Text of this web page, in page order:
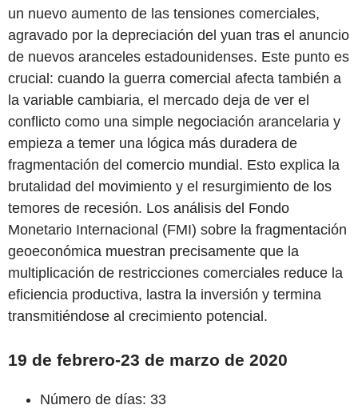
un nuevo aumento de las tensiones comerciales,
agravado por la depreciación del yuan tras el anuncio
de nuevos aranceles estadounidenses. Este punto es
crucial: cuando la guerra comercial afecta también a
la variable cambiaria, el mercado deja de ver el
conflicto como una simple negociación arancelaria y
empieza a temer una lógica más duradera de
fragmentación del comercio mundial. Esto explica la
brutalidad del movimiento y el resurgimiento de los
temores de recesión. Los análisis del Fondo
Monetario Internacional (FMI) sobre la fragmentación
geoeconómica muestran precisamente que la
multiplicación de restricciones comerciales reduce la
eficiencia productiva, lastra la inversión y termina
transmitiéndose al crecimiento potencial.
19 de febrero-23 de marzo de 2020
Número de días: 33